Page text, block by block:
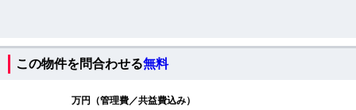
この物件を問合わせる無料
万円（管理費／共益費込み）